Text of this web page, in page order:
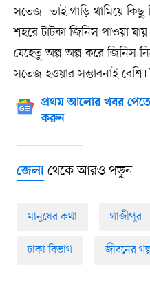
সতেজ। তাই গাড়ি থামিয়ে কিছু
শহরে টাটকা জিনিস পাওয়া
যেহেতু অল্প অল্প করে জিনিস
সতেজ হওয়ার সম্ভাবনাই বেশি।’
প্রথম আলোর খবর
করুন
জেলাথেকে আরও পড়ুন
মানুষের কথা গাজীপুর
ঢাকা বিভাগ জীবনের